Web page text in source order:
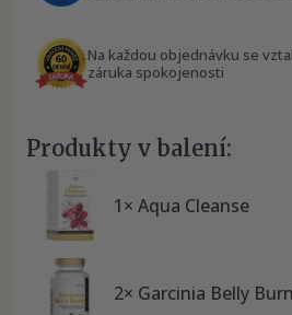
Na každou objednávku se
záruka spokojenosti
Produkty v balení:
1× Aqua Cleanse
2× Garcinia Belly Burn